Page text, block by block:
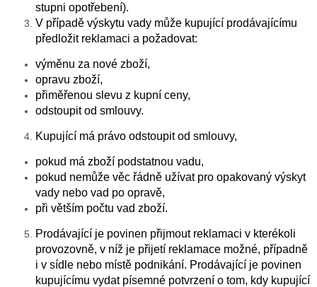
stupni opotřebení).
V případě výskytu vady může kupující prodávajícímu
předložit reklamaci a požadovat:
výměnu za nové zboží,
opravu zboží,
přiměřenou slevu z kupní ceny,
odstoupit od smlouvy.
Kupující má právo odstoupit od smlouvy,
pokud má zboží podstatnou vadu,
pokud nemůže věc řádně užívat pro opakovaný výskyt
vady nebo vad po opravě,
při větším počtu vad zboží.
Prodávající je povinen přijmout reklamaci v kterékoli
provozovně, v níž je přijetí reklamace možné, případně
i v sídle nebo místě podnikání. Prodávající je povinen
kupujícímu vydat písemné potvrzení o tom, kdy kupující